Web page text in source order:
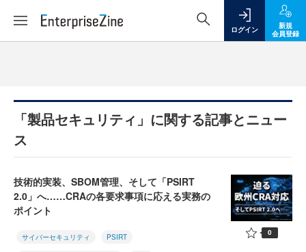
ログイン
新規
会員登録
「製品セキュリティ」に関する記事とニュー
ス
技術的実装、SBOM管理、そして「PSIRT
2.0」へ……CRAの各要求事項に応える実務の
ポイント
サイバーセキュリティ PSIRT 0